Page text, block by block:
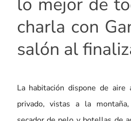
charla con
salón al
La habitación dispone de aire
privado, vistas a la